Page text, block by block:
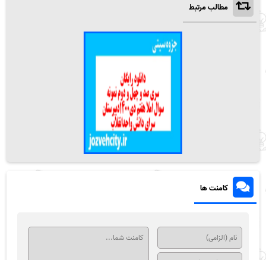
مطالب مرتبط
کامنت ها